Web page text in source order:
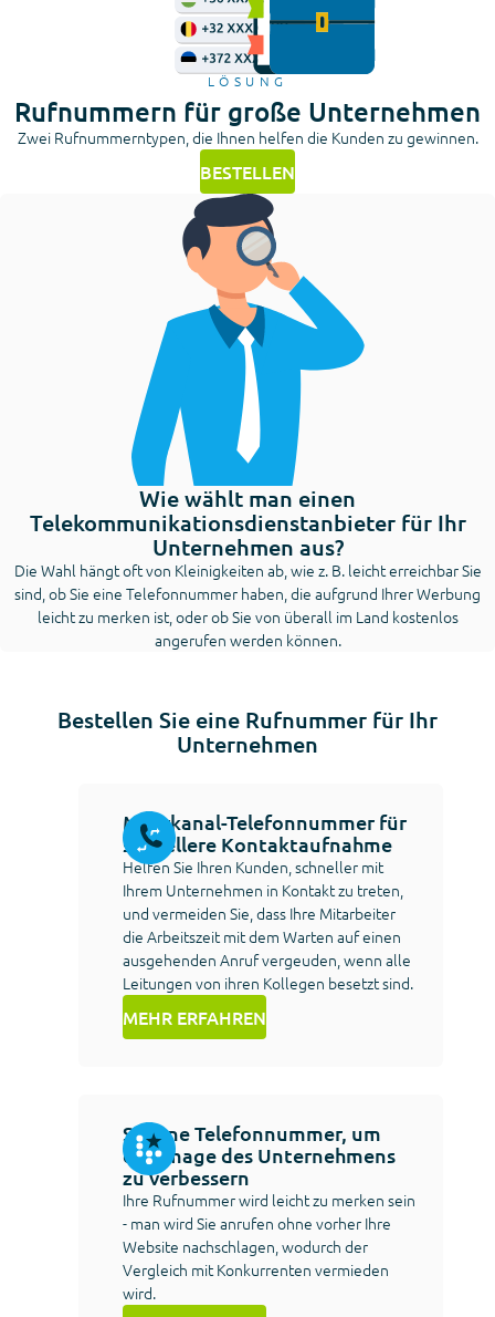
LÖSUNG
Rufnummern für große Unternehmen
Zwei Rufnummerntypen, die Ihnen helfen die Kunden zu gewinnen.
BESTELLEN
Wie wählt man einen
Telekommunikationsdienstanbieter für Ihr
Unternehmen aus?
Die Wahl hängt oft von Kleinigkeiten ab, wie z. B. leicht erreichbar Sie
sind, ob Sie eine Telefonnummer haben, die aufgrund Ihrer Werbung
leicht zu merken ist, oder ob Sie von überall im Land kostenlos
angerufen werden können.
Bestellen Sie eine Rufnummer für Ihr
Unternehmen
Mehrkanal-Telefonnummer für
schnellere Kontaktaufnahme
Helfen Sie Ihren Kunden, schneller mit
Ihrem Unternehmen in Kontakt zu treten,
und vermeiden Sie, dass Ihre Mitarbeiter
die Arbeitszeit mit dem Warten auf einen
ausgehenden Anruf vergeuden, wenn alle
Leitungen von ihren Kollegen besetzt sind.
MEHR ERFAHREN
Schöne Telefonnummer, um
das Image des Unternehmens
zu verbessern
Ihre Rufnummer wird leicht zu merken sein
- man wird Sie anrufen ohne vorher Ihre
Website nachschlagen, wodurch der
Vergleich mit Konkurrenten vermieden
wird.